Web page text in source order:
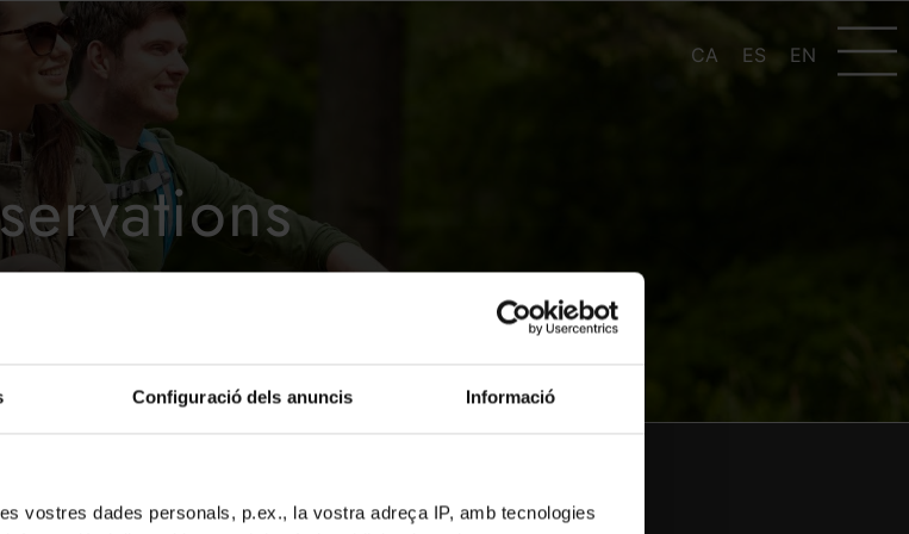
Configuració dels anuncis Informació
vostres dades personals, p.ex., la vostra adreça IP, amb tecnologies
CA ES EN